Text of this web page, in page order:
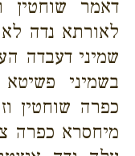
דאמר שוחטין
לאורתא נדה
שמיני דעבדה
בשמיני
כפרה שוחטין
מיחסרא כפרה